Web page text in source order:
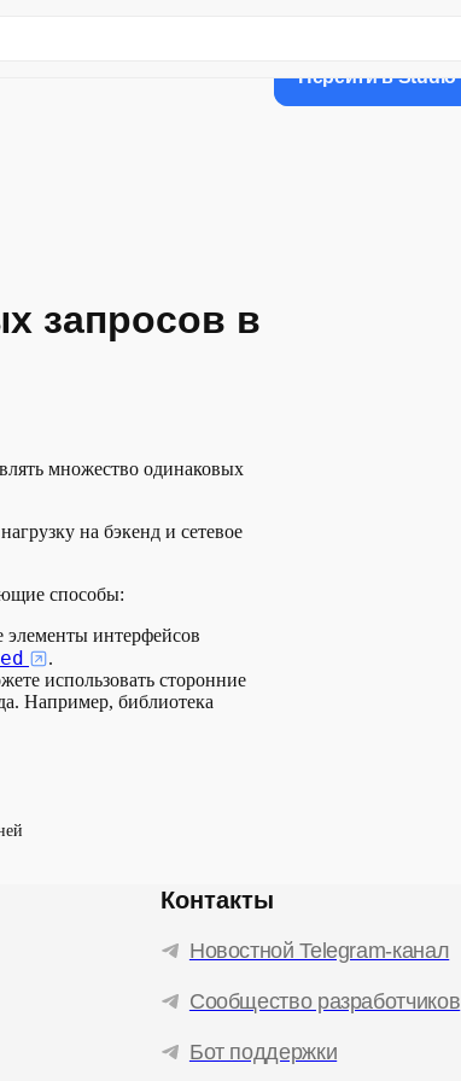
запросов в
множество одинаковых
на бэкенд и сетевое
способы:
элементы интерфейсов
.
использовать сторонние
Например, библиотека
Перейти в Studio
Контакты
Новостной Telegram-канал
Сообщество разработчиков
Бот поддержки